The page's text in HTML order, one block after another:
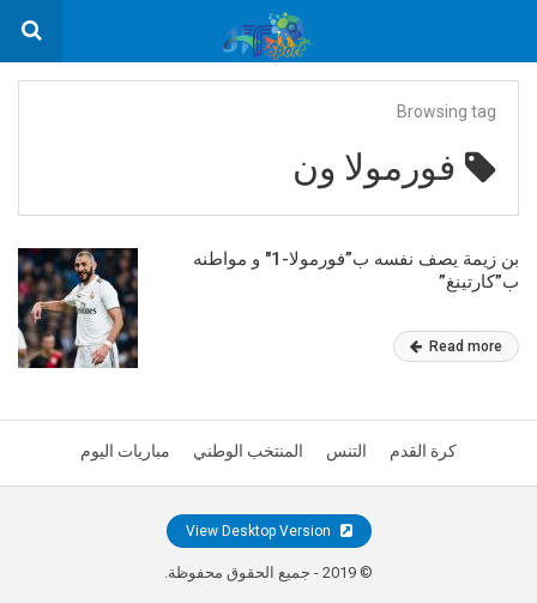
Browsing tag
فورمولا ون
بن زيمة يصف نفسه ب”فورمولا-1″ و مواطنه
ب”كارتينغ”
Read more
كرة القدم التنس المنتخب الوطني مباريات اليوم
© 2019 - جميع الحقوق محفوظة.